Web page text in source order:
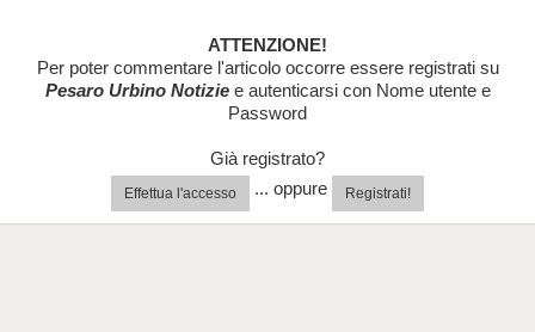
ATTENZIONE!
Per poter commentare l'articolo occorre essere registrati su
Pesaro Urbino Notiziee autenticarsi con Nome utente e
Password
Già registrato?
Effettua l'accesso ... oppure Registrati!